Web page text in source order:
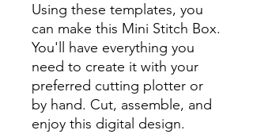
Using these templates, you
can make this Mini Stitch Box.
You'll have everything you
need to create it with your
preferred cutting plotter or
by hand. Cut, assemble, and
enjoy this digital design.